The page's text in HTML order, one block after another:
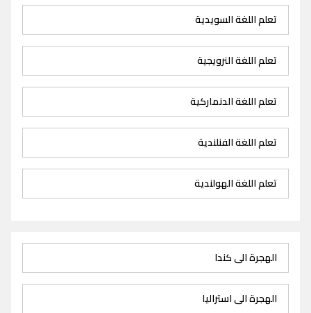
تعلم اللغة السويدية
تعلم اللغة النرويجية
تعلم اللغة الدنماركية
تعلم اللغة الفنلندية
تعلم اللغة الهولندية
الهجرة الى كندا
الهجرة الى استراليا